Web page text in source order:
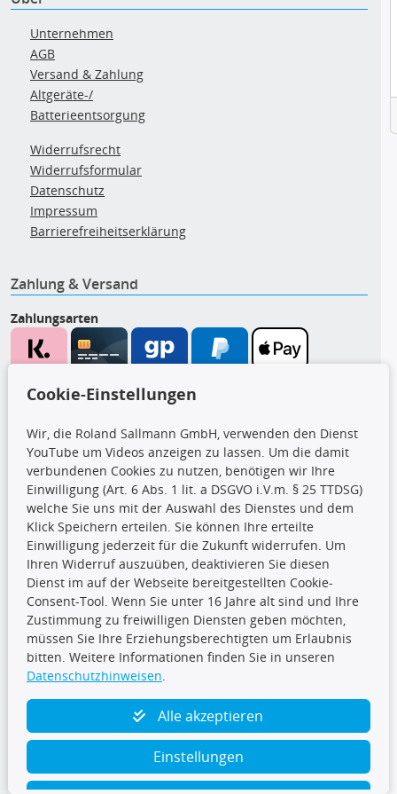
Unternehmen
AGB
Versand & Zahlung
Altgeräte-/
Batterieentsorgung
Widerrufsrecht
Widerrufsformular
Datenschutz
Impressum
Barrierefreiheitserklärung
Zahlung & Versand
Zahlungsarten
CARAT Gruppe
Folge uns
TecDoc Inside
Cookie-Einstellungen
Wir, die Roland Sallmann GmbH, verwenden den Dienst
YouTube um Videos anzeigen zu lassen. Um die damit
verbundenen Cookies zu nutzen, benötigen wir Ihre
Einwilligung (Art. 6 Abs. 1 lit. a DSGVO i.V.m. § 25 TTDSG)
welche Sie uns mit der Auswahl des Dienstes und dem
Klick Speichern erteilen. Sie können Ihre erteilte
Einwilligung jederzeit für die Zukunft widerrufen. Um
Ihren Widerruf auszuüben, deaktivieren Sie diesen
Dienst im auf der Webseite bereitgestellten Cookie-
Consent-Tool. Wenn Sie unter 16 Jahre alt sind und Ihre
Zustimmung zu freiwilligen Diensten geben möchten,
müssen Sie Ihre Erziehungsberechtigten um Erlaubnis
bitten. Weitere Informationen finden Sie in unseren
Datenschutzhinweisen.
Alle akzeptieren
Einstellungen